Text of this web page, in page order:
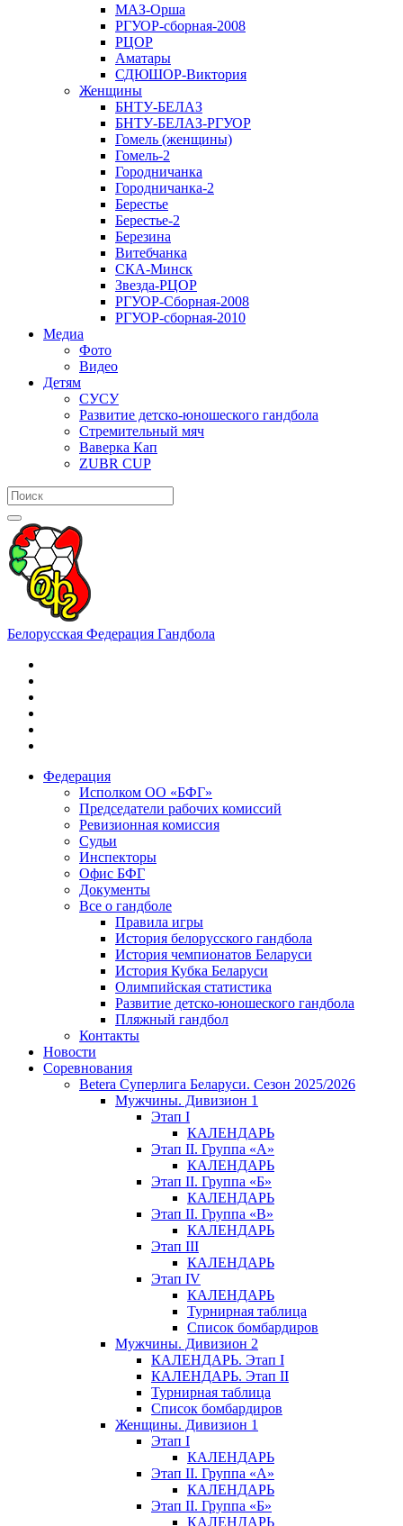
МАЗ-Орша
РГУОР-сборная-2008
РЦОР
Аматары
СДЮШОР-Виктория
Женщины
БНТУ-БЕЛАЗ
БНТУ-БЕЛАЗ-РГУОР
Гомель (женщины)
Гомель-2
Городничанка
Городничанка-2
Берестье
Берестье-2
Березина
Витебчанка
СКА-Минск
Звезда-РЦОР
РГУОР-Сборная-2008
РГУОР-сборная-2010
Медиа
Фото
Видео
Детям
СУСУ
Развитие детско-юношеского гандбола
Стремительный мяч
Ваверка Кап
ZUBR CUP
Белорусская Федерация Гандбола
Федерация
Исполком ОО «БФГ»
Председатели рабочих комиссий
Ревизионная комиссия
Судьи
Инспекторы
Офис БФГ
Документы
Все о гандболе
Правила игры
История белорусского гандбола
История чемпионатов Беларуси
История Кубка Беларуси
Олимпийская статистика
Развитие детско-юношеского гандбола
Пляжный гандбол
Контакты
Новости
Соревнования
Betera Суперлига Беларуси. Сезон 2025/2026
Мужчины. Дивизион 1
Этап I
КАЛЕНДАРЬ
Этап II. Группа «А»
КАЛЕНДАРЬ
Этап II. Группа «Б»
КАЛЕНДАРЬ
Этап II. Группа «В»
КАЛЕНДАРЬ
Этап III
КАЛЕНДАРЬ
Этап IV
КАЛЕНДАРЬ
Турнирная таблица
Список бомбардиров
Мужчины. Дивизион 2
КАЛЕНДАРЬ. Этап I
КАЛЕНДАРЬ. Этап II
Турнирная таблица
Список бомбардиров
Женщины. Дивизион 1
Этап I
КАЛЕНДАРЬ
Этап II. Группа «А»
КАЛЕНДАРЬ
Этап II. Группа «Б»
КАЛЕНДАРЬ